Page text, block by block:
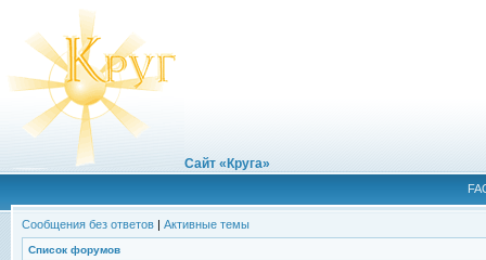
Сайт «Круга»
Сообщения без ответов | Активные темы
Список форумов